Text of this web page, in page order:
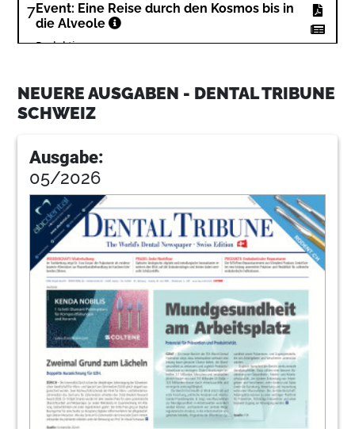
7Event: Eine Reise durch den Kosmos bis in
die Alveole
Redaktion
Tube-in-Tube?
Redaktion
9SSO-Kongress-Spezial: Ich bin gerne
Zahnarzt, aber …
Redaktion
10SSO-Kongress: Wie sieht die Zahnmedizin
der Zukunft aus?
med. dent. Roman Wieland
Praxismanagement: Grafikdateien und ihre
Formate
Dipl.-Ing. (FH) Thomas Burgard
Endodontics Special: Röntgen up to date -
analog oder digital?
PD Dr. Andreas Bindl, Zürich, und Dr. Daniel Wolf,
DE-Chemnitz
NEUERE AUSGABEN - DENTAL TRIBUNE
SCHWEIZ
Ausgabe:
05/2026